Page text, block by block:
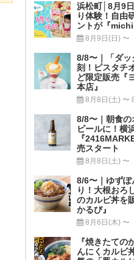
浜松町│8月9
り体験！自由
ントが『
8月9日(日) 〜
8/8〜｜「ダッ
刻！ピスタチ
ど限定販売『
本店』
8月8日(土) 〜
8/8〜｜朝食
ビールに！横
『
売スタート
8月8日(土) 〜
8/6〜｜ゆず
り！大根おろ
のカルビ丼を
かるび』
8月6日(木) 〜
『焼きたての
んにくカルビ